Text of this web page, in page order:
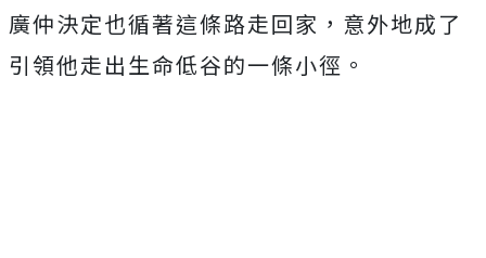
廣仲決定也循著這條路走回家，意外地成了
引領他走出生命低谷的一條小徑。